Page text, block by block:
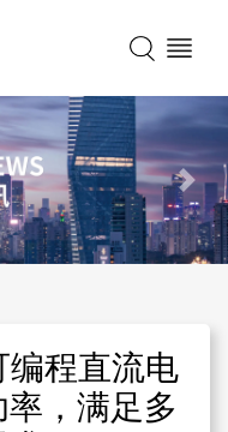
Next
编程直流电
，满足多